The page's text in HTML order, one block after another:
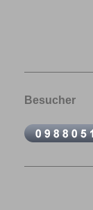
Besucher